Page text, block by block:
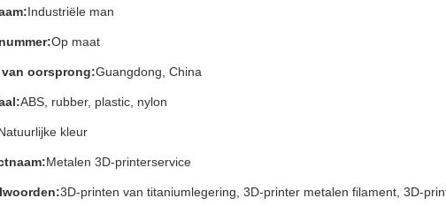
Industriële man
Op maat
van oorsprong:Guangdong, China
ABS, rubber, plastic, nylon
kleur
Metalen 3D-printerservice
3D-printen van titaniumlegering, 3D-printer metalen filament, 3D-